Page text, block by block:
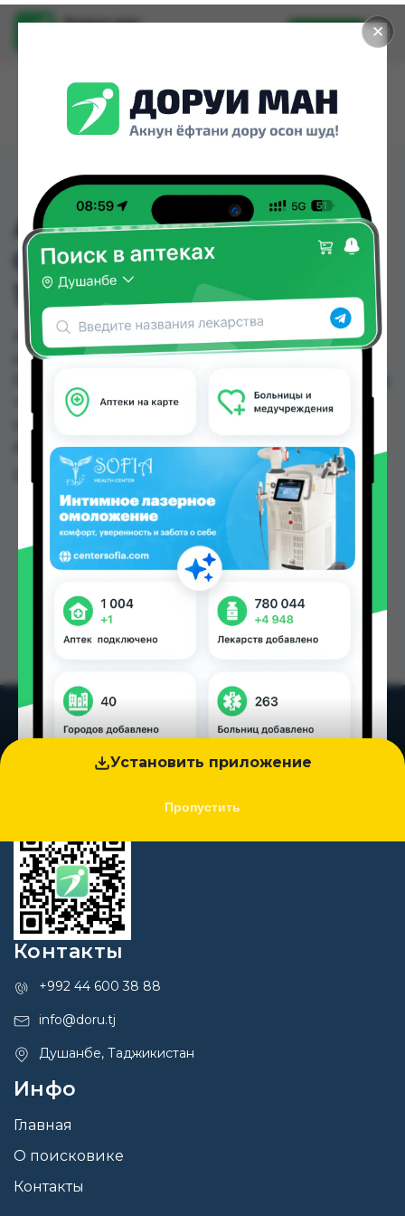
✕
Установить приложение
Пропустить
Доруи ман
Установить
АМОКСИКЛАВ-КО
СУСП 31235МГ/5МЛ
100МЛ
АМОКСИКЛАВ-КО СУСП 31235МГ/5МЛ 100МЛ
можно купить или заказать в аптеках, Абубакри
+ 24/7, Аптека Алфавит, Аптека оптовый 24 по
других городах Таджикистана
Цена: от16.50 TJS
Контакты
+992 44 600 38 88
info@doru.tj
Душанбе, Таджикистан
Инфо
Главная
О поисковике
Контакты